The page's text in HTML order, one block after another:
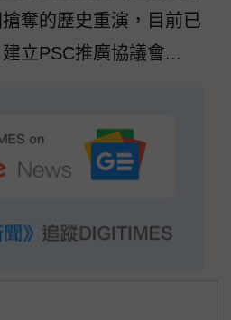
奪的歷史重演，目前已
立PSC推廣協議會...